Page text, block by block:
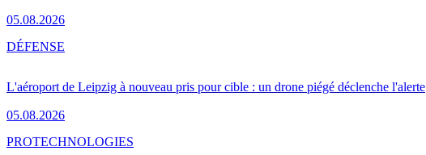
05.08.2026
L'aéroport de Leipzig à nouveau pris pour cible : un drone piégé déclenche l'alerte
05.08.2026
DÉFENSE
PROTECHNOLOGIES